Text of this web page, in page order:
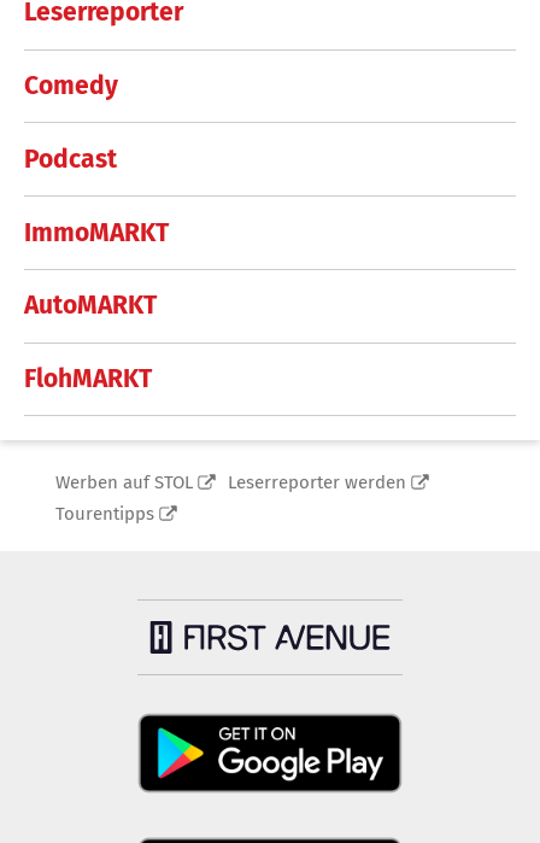
Leserreporter
Comedy
Podcast
ImmoMARKT
AutoMARKT
FlohMARKT
Werben auf STOL
Leserreporter werden
Tourentipps